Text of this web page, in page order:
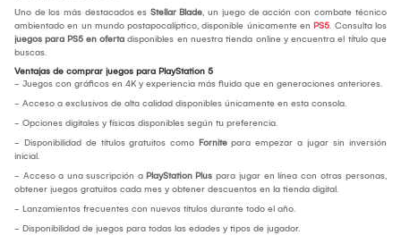
Uno de los más destacados es Stellar Blade, un juego de acción con combate técnico
ambientado en un mundo postapocalíptico, disponible únicamente en PS5. Consulta los
juegos para PS5 en oferta disponibles en nuestra tienda online y encuentra el título que
buscas.
Ventajas de comprar juegos para PlayStation 5
- Juegos con gráficos en 4K y experiencia más fluida que en generaciones anteriores.
- Acceso a exclusivos de alta calidad disponibles únicamente en esta consola.
- Opciones digitales y físicas disponibles según tu preferencia.
- Disponibilidad de títulos gratuitos como Fornite para empezar a jugar sin inversión
inicial.
- Acceso a una suscripción a PlayStation Plus para jugar en línea con otras personas,
obtener juegos gratuitos cada mes y obtener descuentos en la tienda digital.
- Lanzamientos frecuentes con nuevos títulos durante todo el año.
- Disponibilidad de juegos para todas las edades y tipos de jugador.